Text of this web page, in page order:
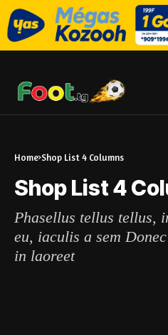
Home Shop List 4 Columns
Shop List 4
Phasellus tellus tellus,
eu, iaculis a sem
in laoreet